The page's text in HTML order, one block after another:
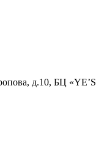
д.10, БЦ «YE’S